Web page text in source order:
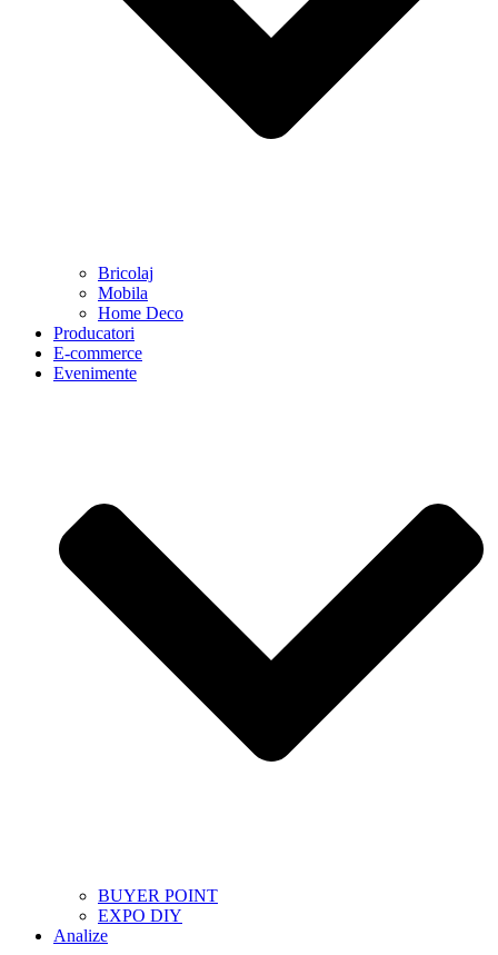
Bricolaj
Mobila
Home Deco
Producatori
E-commerce
Evenimente
BUYER POINT
EXPO DIY
Analize